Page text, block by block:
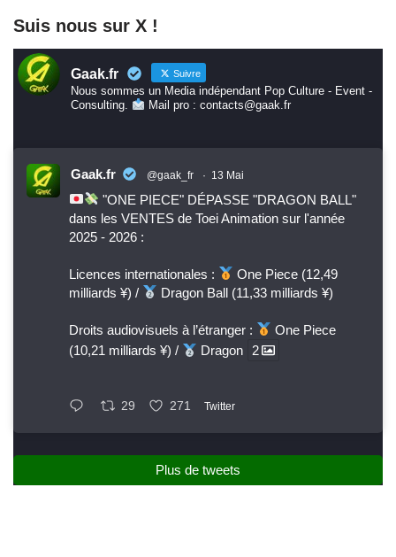
Suis nous sur X !
Gaak.fr Suivre
Nous sommes un Media indépendant Pop Culture - Event -
Consulting.
Mail pro : contacts@gaak.fr
Gaak.fr @gaak_fr · 13 Mai
"ONE PIECE" DÉPASSE "DRAGON BALL"
dans les VENTES de Toei Animation sur l'année
2025 - 2026 :
Licences internationales :
One Piece (12,49
milliards ¥) /
Dragon Ball (11,33 milliards ¥)
Droits audiovisuels à l’étranger :
One Piece
(10,21 milliards ¥) /
Dragon 2
29 271 Twitter
Plus de tweets